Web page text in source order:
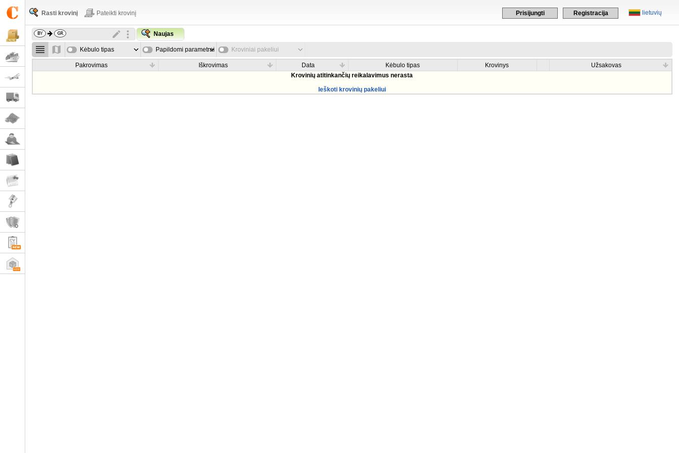
lietuvių
Prisijungti Registracija
Rasti krovinį Pateikti krovinį
Naujas
Kėbulo tipas Papildomi parametrai Kroviniai pakeliui
Pakrovimas Iškrovimas Data Kėbulo tipas Krovinys
Užsakovas
Krovinių atitinkančių reikalavimus nerasta
Ieškoti krovinių pakeliui